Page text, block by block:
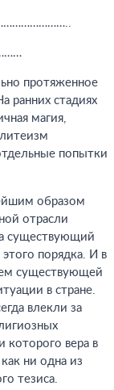
протяженное
ранних стадиях
магия,
попытки
образом
отрасли
существующий
порядка. И в
существующей
в стране.
влекли за
которого вера в
ни одна из
тезиса.